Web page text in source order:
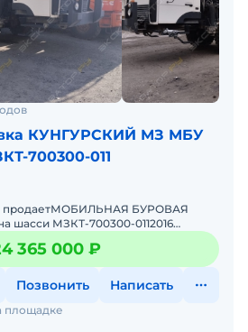
КУНГУРСКИЙ МЗ МБУ
700300-011
продаетМОБИЛЬНАЯ БУРОВАЯ
шасси МЗКТ-700300-0112016
в лизинг на ИП или ООО с
г 365 000 ₽
Позвонить Написать
площадке